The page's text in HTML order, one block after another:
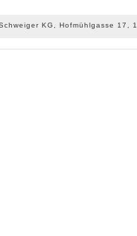
KG, Hofmühlgasse